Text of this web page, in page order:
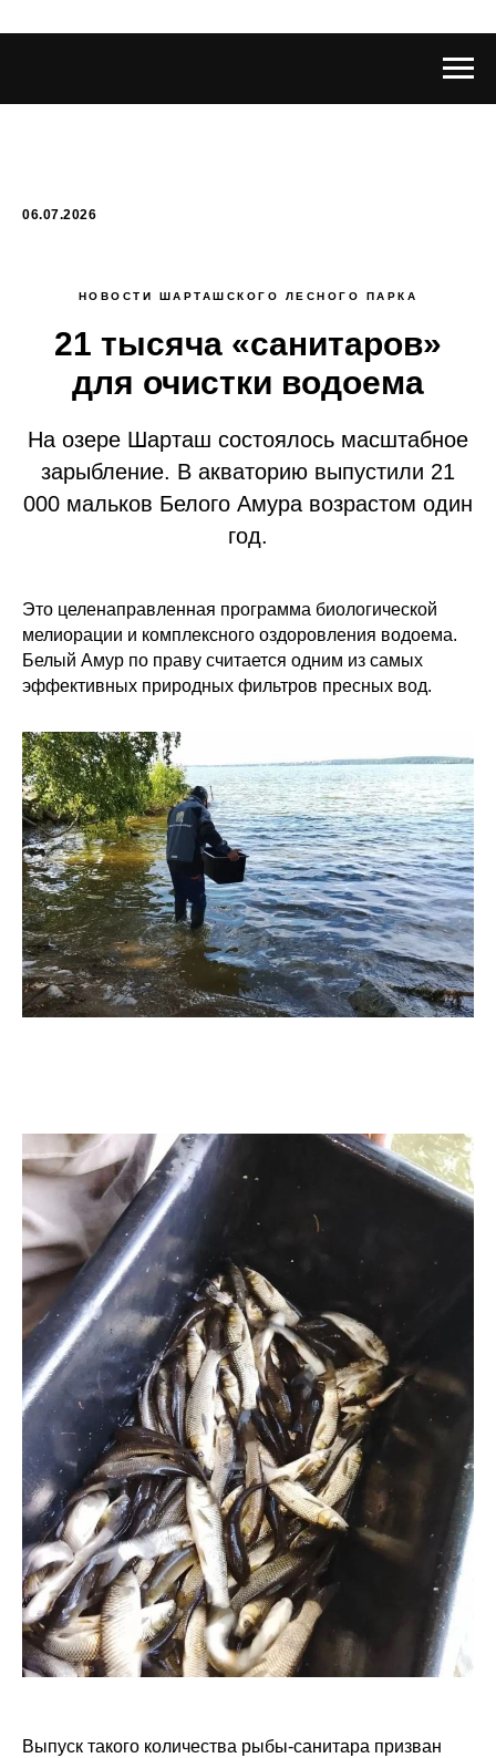
06.07.2026
НОВОСТИ ШАРТАШСКОГО ЛЕСНОГО ПАРКА
21 тысяча «санитаров»
для очистки водоема
На озере Шарташ состоялось масштабное
зарыбление. В акваторию выпустили 21
000 мальков Белого Амура возрастом один
год.
Это целенаправленная программа биологической
мелиорации и комплексного оздоровления водоема.
Белый Амур по праву считается одним из самых
эффективных природных фильтров пресных вод.
Выпуск такого количества рыбы-санитара призван